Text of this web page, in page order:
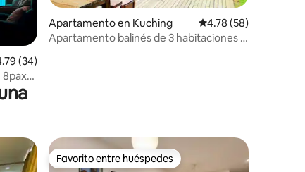
promedio: 4.79 de 5, 34 reseñas
(34)
8pax
Apartamento en Kuching Calificación
4.78 (58)
Apartamento balinés de 3 habitaciones a
Favorito entre huéspedes
Favorito entre huéspedes